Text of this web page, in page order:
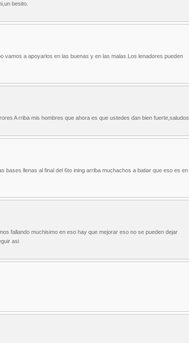
besito.
vamos a apoyarlos en las buenas y en las malas.Los lenadores pueden
A rriba mis hombres que ahora es que ustedes dan bien fuerte,saludos
bases llenas al final del 6to ining arriba muchachos a batiar que eso es en
fallando muchisimo en eso hay que mejorar eso no se pueden dejar
asi